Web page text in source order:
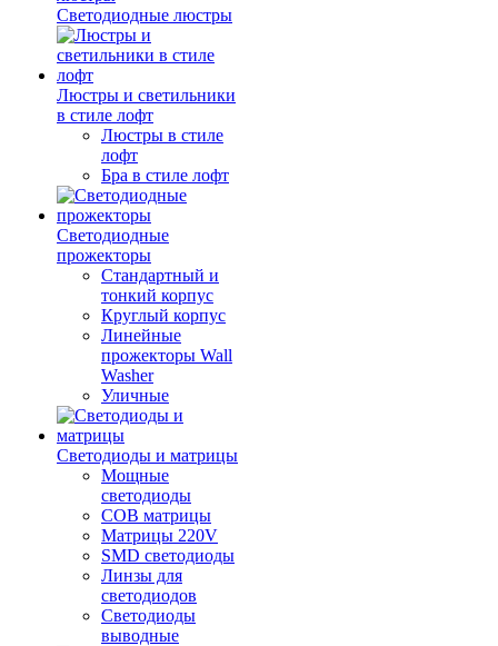
Светодиодные люстры
Люстры и светильники
в стиле лофт
Люстры в стиле
лофт
Бра в стиле лофт
Светодиодные
прожекторы
Стандартный и
тонкий корпус
Круглый корпус
Линейные
прожекторы Wall
Washer
Уличные
Светодиоды и матрицы
Мощные
светодиоды
COB матрицы
Матрицы 220V
SMD светодиоды
Линзы для
светодиодов
Светодиоды
выводные